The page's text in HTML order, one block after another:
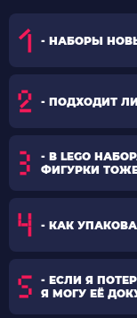
- НАБОРЫ
- ПОДХОДИТ ЛИ
- В LEGO
ФИГУРКИ
- КАК
- ЕСЛИ Я
Я МОГУ ЕЁ